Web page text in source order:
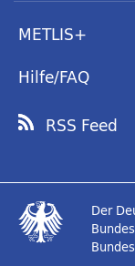
METLIS+
Hilfe/FAQ
RSS Feed
Der